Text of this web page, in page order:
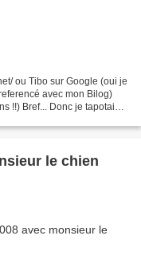
ou Tibo sur Google (oui je
avec mon Bilog)
!!) Bref... Donc je tapotais
le chien